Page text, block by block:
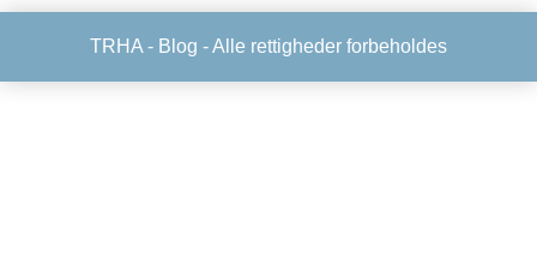
TRHA - Blog - Alle rettigheder forbeholdes